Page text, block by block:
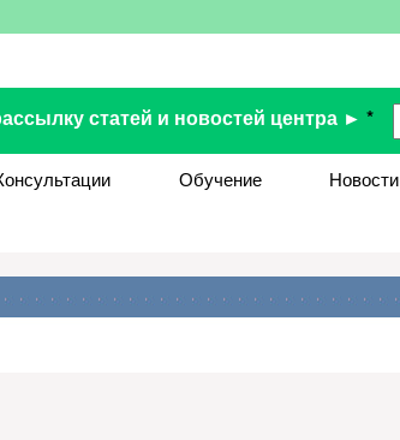
статей и новостей центра ► *
Обучение Новости